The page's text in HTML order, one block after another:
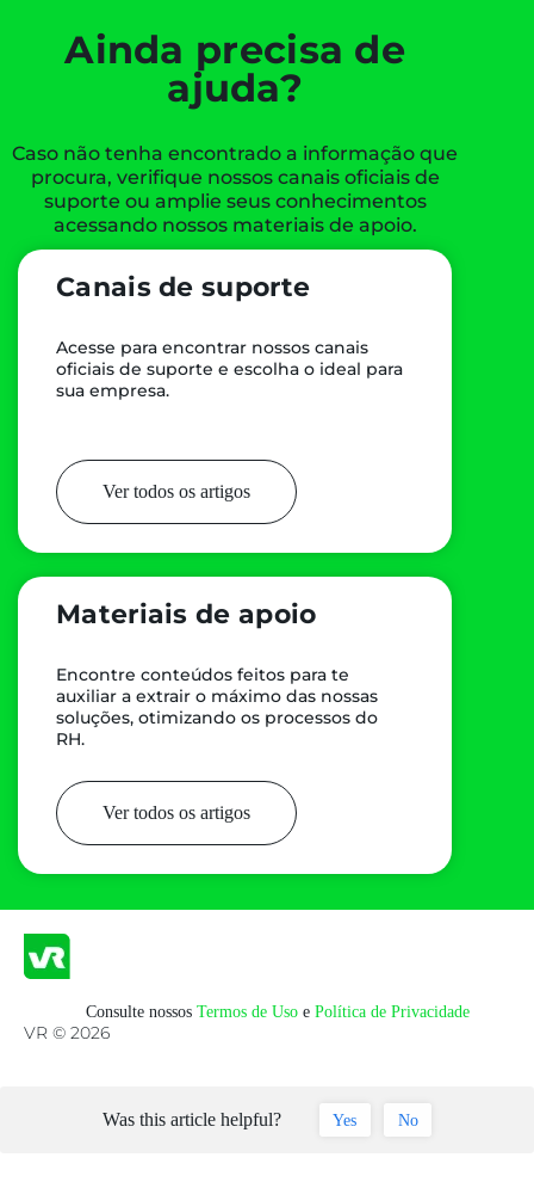
Ainda precisa de
ajuda?
Caso não tenha encontrado a informação que
procura, verifique nossos canais oficiais de
suporte ou amplie seus conhecimentos
acessando nossos materiais de apoio.
Canais de suporte
Acesse para encontrar nossos canais
oficiais de suporte e escolha o ideal para
sua empresa.
Ver todos os artigos
Materiais de apoio
Encontre conteúdos feitos para te
auxiliar a extrair o máximo das nossas
soluções, otimizando os processos do
RH.
Ver todos os artigos
Consulte nossosTermos de UsoePolítica de Privacidade
VR © 2026
Was this article helpful? Yes No